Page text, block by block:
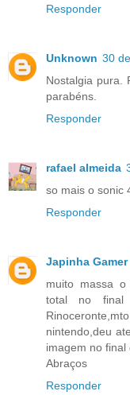
Responder
Unknown 30
Nostalgia pura.
parabéns.
Responder
rafael almeida
so mais o sonic
Responder
Japinha Gamer
muito massa
total no
nintendo,deu
imagem no
Abraços
Responder